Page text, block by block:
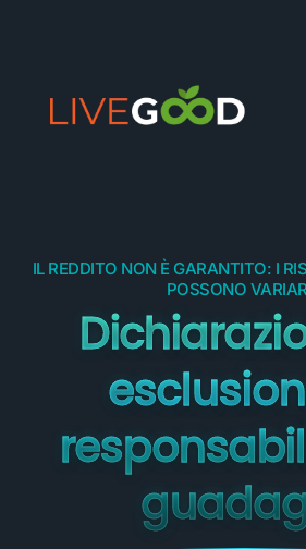
IL REDDITO NON È GARANTITO: I
POSSONO